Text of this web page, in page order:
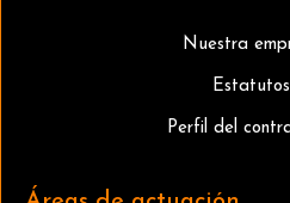
Nuestra
Estatutos
Perfil del